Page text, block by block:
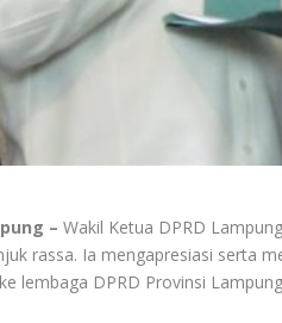
–Wakil Ketua DPRD
rassa. Ia mengapresiasi serta
lembaga DPRD Provinsi